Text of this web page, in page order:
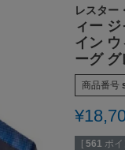
レスター
ィー
イン ウ
ーグ グ
商品番号
¥
[ 561 ポ